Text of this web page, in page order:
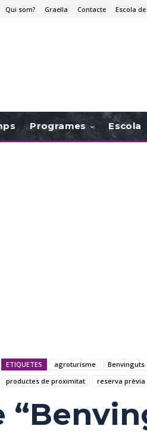
Qui som? Graella Contacte Escola
Programes Escola
ETIQUETES agroturisme Benvinguts
productes de proximitat
reserva prèvia